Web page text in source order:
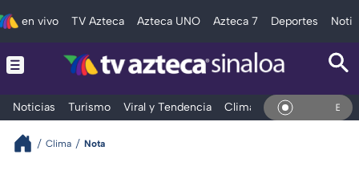
en vivo TV Azteca Azteca UNO Azteca 7 Deportes
Noticias Turismo Viral y Tendencia Clima Deportes En Vivo
Clima Nota